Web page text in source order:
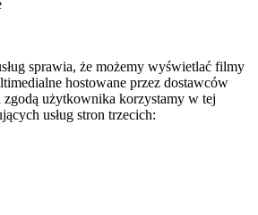
sprawia, że możemy wyświetlać filmy
hostowane przez dostawców
zgodą użytkownika korzystamy w tej
usług stron trzecich: